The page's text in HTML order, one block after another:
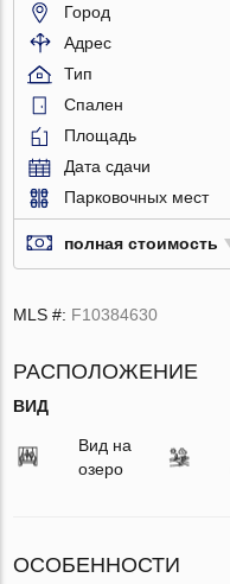
Город
Адрес
Тип
Спален
Площадь
Дата сдачи
Парковочных мест
полная стоимость
MLS #: F10384630
РАСПОЛОЖЕНИЕ
ВИД
Вид на
озеро
ОСОБЕННОСТИ